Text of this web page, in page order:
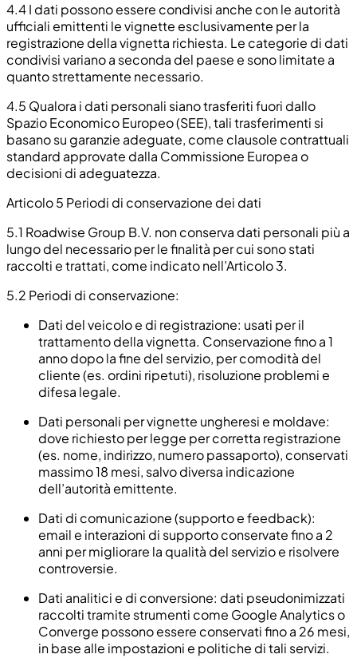
4.4I dati possono essere condivisi anche con le autorità
ufficiali emittenti le vignette esclusivamente per la
registrazione della vignetta richiesta. Le categorie di dati
condivisi variano a seconda del paese e sono limitate a
quanto strettamente necessario.
4.5 Qualora i dati personali siano trasferiti fuori dallo
Spazio Economico Europeo (SEE), tali trasferimenti si
basano su garanzie adeguate, come clausole contrattuali
standard approvate dalla Commissione Europea o
decisioni di adeguatezza.
Articolo 5 Periodi di conservazione dei dati
5.1 Roadwise Group B.V. non conserva dati personali più a
lungo del necessario per le finalità per cui sono stati
raccolti e trattati, come indicato nell’Articolo 3.
5.2 Periodi di conservazione:
Dati del veicolo e di registrazione: usati per il
trattamento della vignetta. Conservazione fino a 1
anno dopo la fine del servizio, per comodità del
cliente (es. ordini ripetuti), risoluzione problemi e
difesa legale.
Dati personali per vignette ungheresi e moldave:
dove richiesto per legge per corretta registrazione
(es. nome, indirizzo, numero passaporto), conservati
massimo 18 mesi, salvo diversa indicazione
dell’autorità emittente.
Dati di comunicazione (supporto e feedback):
email e interazioni di supporto conservate fino a 2
anni per migliorare la qualità del servizio e risolvere
controversie.
Dati analitici e di conversione: dati pseudonimizzati
raccolti tramite strumenti come Google Analytics o
Converge possono essere conservati fino a 26 mesi,
in base alle impostazioni e politiche di tali servizi.